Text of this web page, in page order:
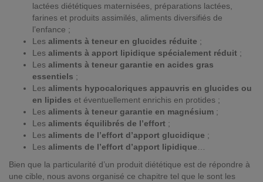
lactées diététiques maternisées, préparations lactées,
farines et produits assimilés, aliments diversifiés de
l’enfance ;
Les aliments à teneur en glucides réduite ;
Les aliments à apport lipidique spécialement réduit ;
Les aliments à teneur garantie en acides gras
essentiels ;
Les aliments hypocaloriques appauvris en glucides ou
en lipides et éventuellement enrichis en protides ;
Les aliments à teneur garantie en magnésium ;
Les aliments équilibrés de l’effort ;
Les aliments de l’effort d’apport glucidique ;
Les aliments de l’effort d’apport lipidique
Bien que la particularité d’un produit diététique est de répondre à
une cible, nous avons organisé ce chapitre tel que le sont les